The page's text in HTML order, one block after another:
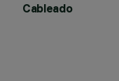
Cableado